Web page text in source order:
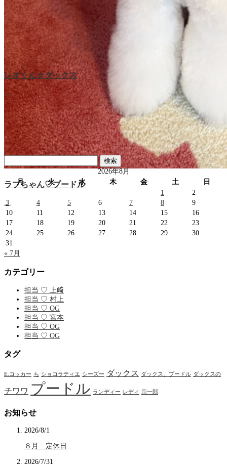
ラブちゃん♡プードル
…
レオくん☆ダックス
…
索:
2026年8月
月
火 水 木 金 土
日
1
2
3
4 5 6 7 8
9
10
11 12 13 14 15
16
17
18 19 20 21 22
23
24
25 26 27 28 29
30
31
« 7月
カテゴリー
担当 ♡ 上﨑
担当 ♡ 村上
担当 ♡ OG
担当 ♡ 宮本
担当 ♡ OG
担当 ♡ OG
タグ
E.コッカー ち ショコラティエ シーズー ダックス ダックス、プードル ダックスの
チワワ プードル ランディー レディ 宗一郎
お知らせ
2026/8/1
８月 定休日
2026/7/31